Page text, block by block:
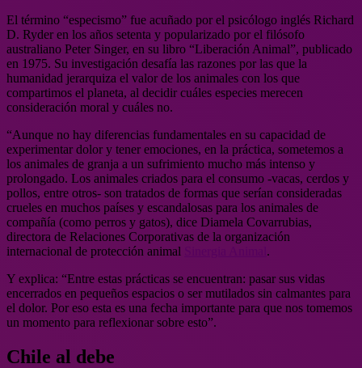
El término “especismo” fue acuñado por el psicólogo inglés Richard
D. Ryder en los años setenta y popularizado por el filósofo
australiano Peter Singer, en su libro “Liberación Animal”, publicado
en 1975. Su investigación desafía las razones por las que la
humanidad jerarquiza el valor de los animales con los que
compartimos el planeta, al decidir cuáles especies merecen
consideración moral y cuáles no.
“Aunque no hay diferencias fundamentales en su capacidad de
experimentar dolor y tener emociones, en la práctica, sometemos a
los animales de granja a un sufrimiento mucho más intenso y
prolongado. Los animales criados para el consumo -vacas, cerdos y
pollos, entre otros- son tratados de formas que serían consideradas
crueles en muchos países y escandalosas para los animales de
compañía (como perros y gatos), dice Diamela Covarrubias,
directora de Relaciones Corporativas de la organización
internacional de protección animal
.
Y explica: “Entre estas prácticas se encuentran: pasar sus vidas
encerrados en pequeños espacios o ser mutilados sin calmantes para
el dolor. Por eso esta es una fecha importante para que nos tomemos
un momento para reflexionar sobre esto”.
Chile al debe